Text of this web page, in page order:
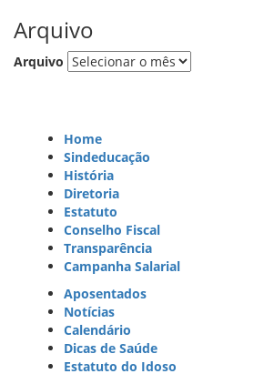
Arquivo
Arquivo
Home
Sindeducação
História
Diretoria
Estatuto
Conselho Fiscal
Transparência
Campanha Salarial
Aposentados
Notícias
Calendário
Dicas de Saúde
Estatuto do Idoso